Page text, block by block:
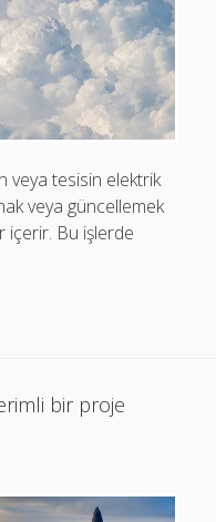
veya tesisin elektrik
veya güncellemek
içerir. Bu işlerde
bir proje